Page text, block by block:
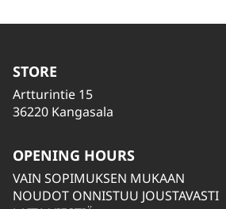
STORE
Artturintie 15
36220 Kangasala
OPENING HOURS
VAIN SOPIMUKSEN MUKAAN
NOUDOT ONNISTUU JOUSTAVASTI